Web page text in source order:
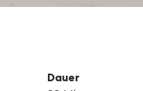
Dauer